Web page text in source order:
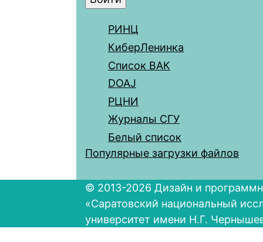
РИНЦ
КиберЛенинка
Список ВАК
DOAJ
РЦНИ
Журналы СГУ
Белый список
Популярные загрузки файлов
© 2013-2026 Дизайн и
«Саратовский национальный
университет имени Н.Г.